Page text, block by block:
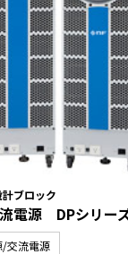
ブロック
電源 DPシリー
/交流電源